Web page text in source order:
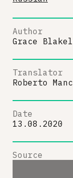
Author
Grace
Translator
Roberto
Date
13.08.2020
Source